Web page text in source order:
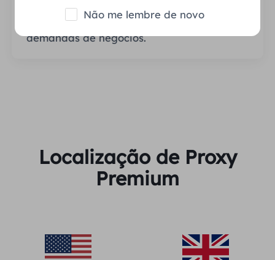
Largura de banda abundante atende às
demandas de negócios.
Localização de Proxy
Premium
Não me lembre de novo